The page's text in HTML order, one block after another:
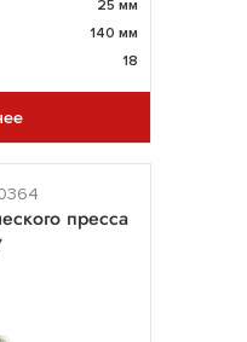
25 мм
140 мм
18
пресса